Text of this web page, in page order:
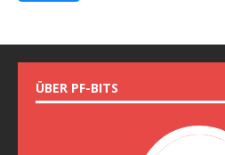
ÜBER PF-BITS